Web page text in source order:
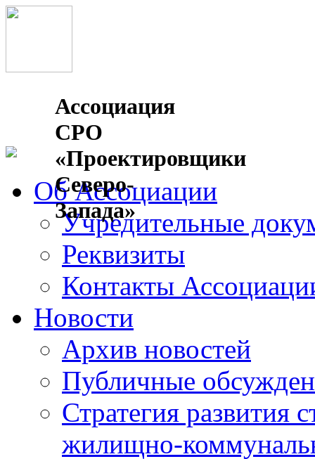
Ассоциация
СРО
«Проектировщики
Северо-
Запада»
Об Ассоциации
Учредительные
Реквизиты
Контакты
Новости
Архив новостей
Публичные
Стратегия развития
жилищно-